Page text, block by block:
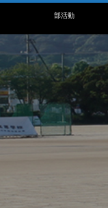
部活動